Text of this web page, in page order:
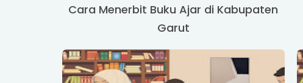
Cara Menerbit Buku Ajar di Kabupaten
Garut